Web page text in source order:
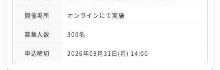
開催場所 オンラインにて実施
募集人数 300名
申込締切 2026年08月31日(月) 14:00